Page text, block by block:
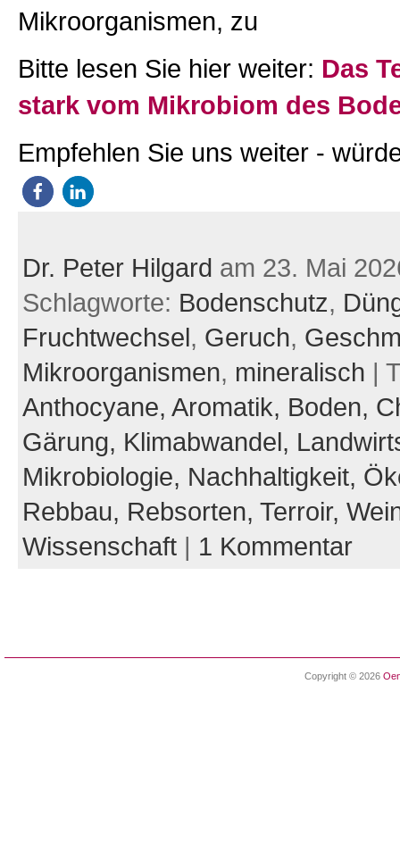
Mikroorganismen, zu
Bitte lesen Sie hier weiter: Das
stark vom Mikrobiom des
Empfehlen Sie uns weiter -
Dr. Peter Hilgard am 23. Mai
Schlagworte: Bodenschutz,
Fruchtwechsel, Geruch,
Mikroorganismen, mineralisch |
Anthocyane, Aromatik, Boden,
Gärung, Klimabwandel,
Mikrobiologie, Nachhaltigkeit,
Rebbau, Rebsorten, Terroir,
Wissenschaft| 1 Kommentar
Copyright © 2026